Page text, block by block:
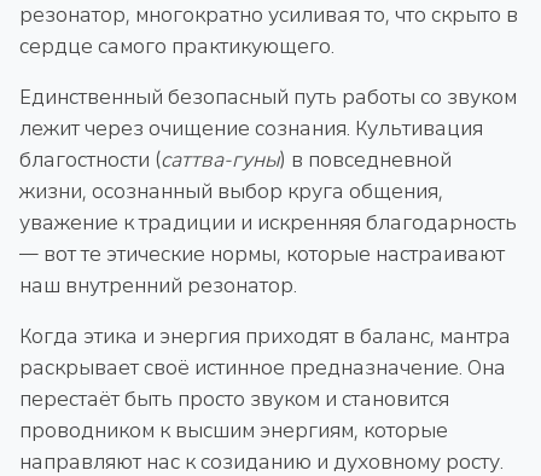
резонатор, многократно усиливая то, что скрыто в
сердце самого практикующего.
Единственный безопасный путь работы со звуком
лежит через очищение сознания. Культивация
благостности (саттва-гуны) в повседневной
жизни, осознанный выбор круга общения,
уважение к традиции и искренняя благодарность
— вот те этические нормы, которые настраивают
наш внутренний резонатор.
Когда этика и энергия приходят в баланс, мантра
раскрывает своё истинное предназначение. Она
перестаёт быть просто звуком и становится
проводником к высшим энергиям, которые
направляют нас к созиданию и духовному росту.